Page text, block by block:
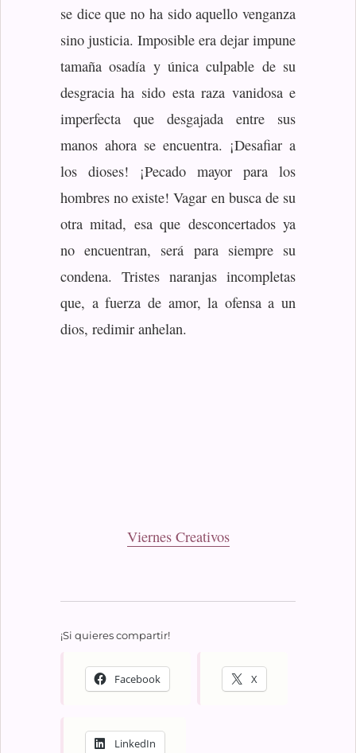
se dice que no ha sido aquello venganza
sino justicia. Imposible era dejar impune
tamaña osadía y única culpable de su
desgracia ha sido esta raza vanidosa e
imperfecta que desgajada entre sus
manos ahora se encuentra. ¡Desafiar a
los dioses! ¡Pecado mayor para los
hombres no existe! Vagar en busca de su
otra mitad, esa que desconcertados ya
no encuentran, será para siempre su
condena. Tristes naranjas incompletas
que, a fuerza de amor, la ofensa a un
dios, redimir anhelan.
Viernes Creativos
¡Si quieres compartir!
Facebook X
LinkedIn